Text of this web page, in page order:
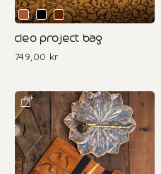
cleo project bag
749,00 kr